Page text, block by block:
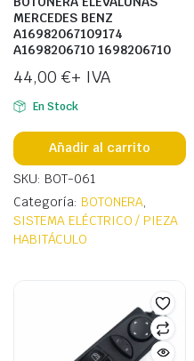
MERCEDES BENZ
A16982067109174
A1698206710 1698206710
44,00 €+ IVA
En Stock
Añadir al carrito
SKU: BOT-061
Categoría: BOTONERA
SISTEMA ELÉCTRICO / PIEZA
HABITÁCULO